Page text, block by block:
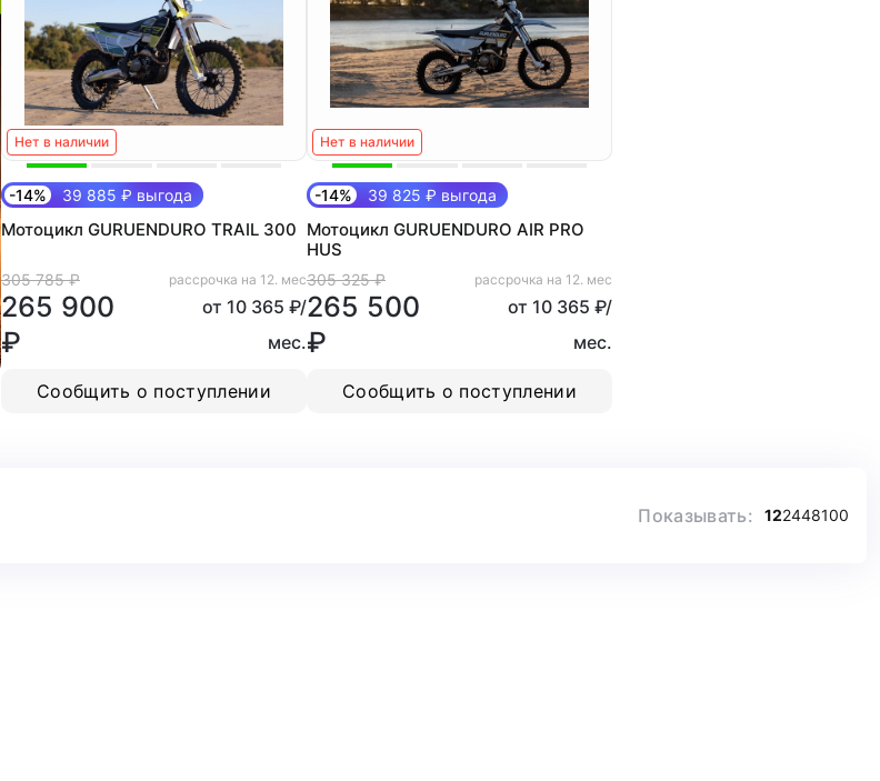
Нет в наличии
-14% 39 885 ₽ выгода
Мотоцикл GURUENDURO TRAIL 300
305 785 ₽
265 900
₽
рассрочка на 12. мес
от 10 365 ₽/
мес.
Сообщить о поступлении
Нет в наличии
-14% 39 825 ₽ выгода
Мотоцикл GURUENDURO AIR PRO
HUS
305 325 ₽
265 500
₽
рассрочка на 12. мес
от 10 365 ₽/
мес.
Сообщить о поступлении
Показывать: 122448100